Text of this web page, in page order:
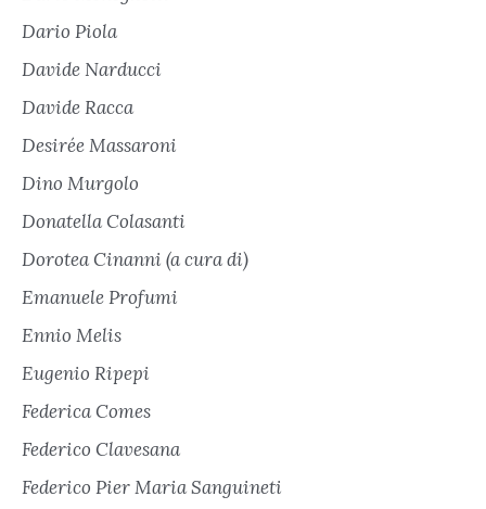
Dario Piola
Davide Narducci
Davide Racca
Desirée Massaroni
Dino Murgolo
Donatella Colasanti
Dorotea Cinanni (a cura di)
Emanuele Profumi
Ennio Melis
Eugenio Ripepi
Federica Comes
Federico Clavesana
Federico Pier Maria Sanguineti